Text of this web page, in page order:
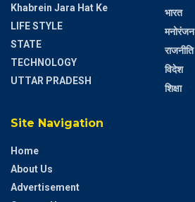
Khabrein Jara Hat Ke
LIFE STYLE
STATE
TECHNOLOGY
UTTAR PRADESH
भारत
मनोरंजन
राजनीति
विदेश
शिक्षा
Site Navigation
Home
About Us
Advertisement